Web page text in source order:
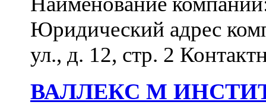
Юридический адрес
ул., д. 12, стр. 2
ВАЛЛЕКС М